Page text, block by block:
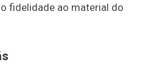
fidelidade ao material do